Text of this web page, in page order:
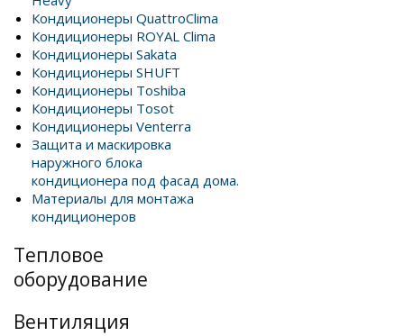
Кондиционеры QuattroClima
Кондиционеры ROYAL Clima
Кондиционеры Sakata
Кондиционеры SHUFT
Кондиционеры Toshiba
Кондиционеры Tosot
Кондиционеры Venterra
Защита и маскировка
наружного блока
кондиционера под фасад дома.
Материалы для монтажа
кондиционеров
Тепловое
оборудование
Вентиляция